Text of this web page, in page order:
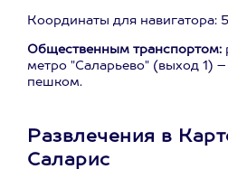
Координаты для навигатора:
Общественным транспортом:
метро "Саларьево" (выход 1)
пешком.
Развлечения в
Саларис